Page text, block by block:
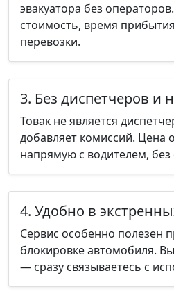
эвакуатора без
стоимость, время
перевозки.
3. Без диспетчеров и
Товак не является
добавляет комиссий. Цена
напрямую с водителем, без
4. Удобно в
Сервис особенно полезен
блокировке автомобиля.
— сразу связываетесь с